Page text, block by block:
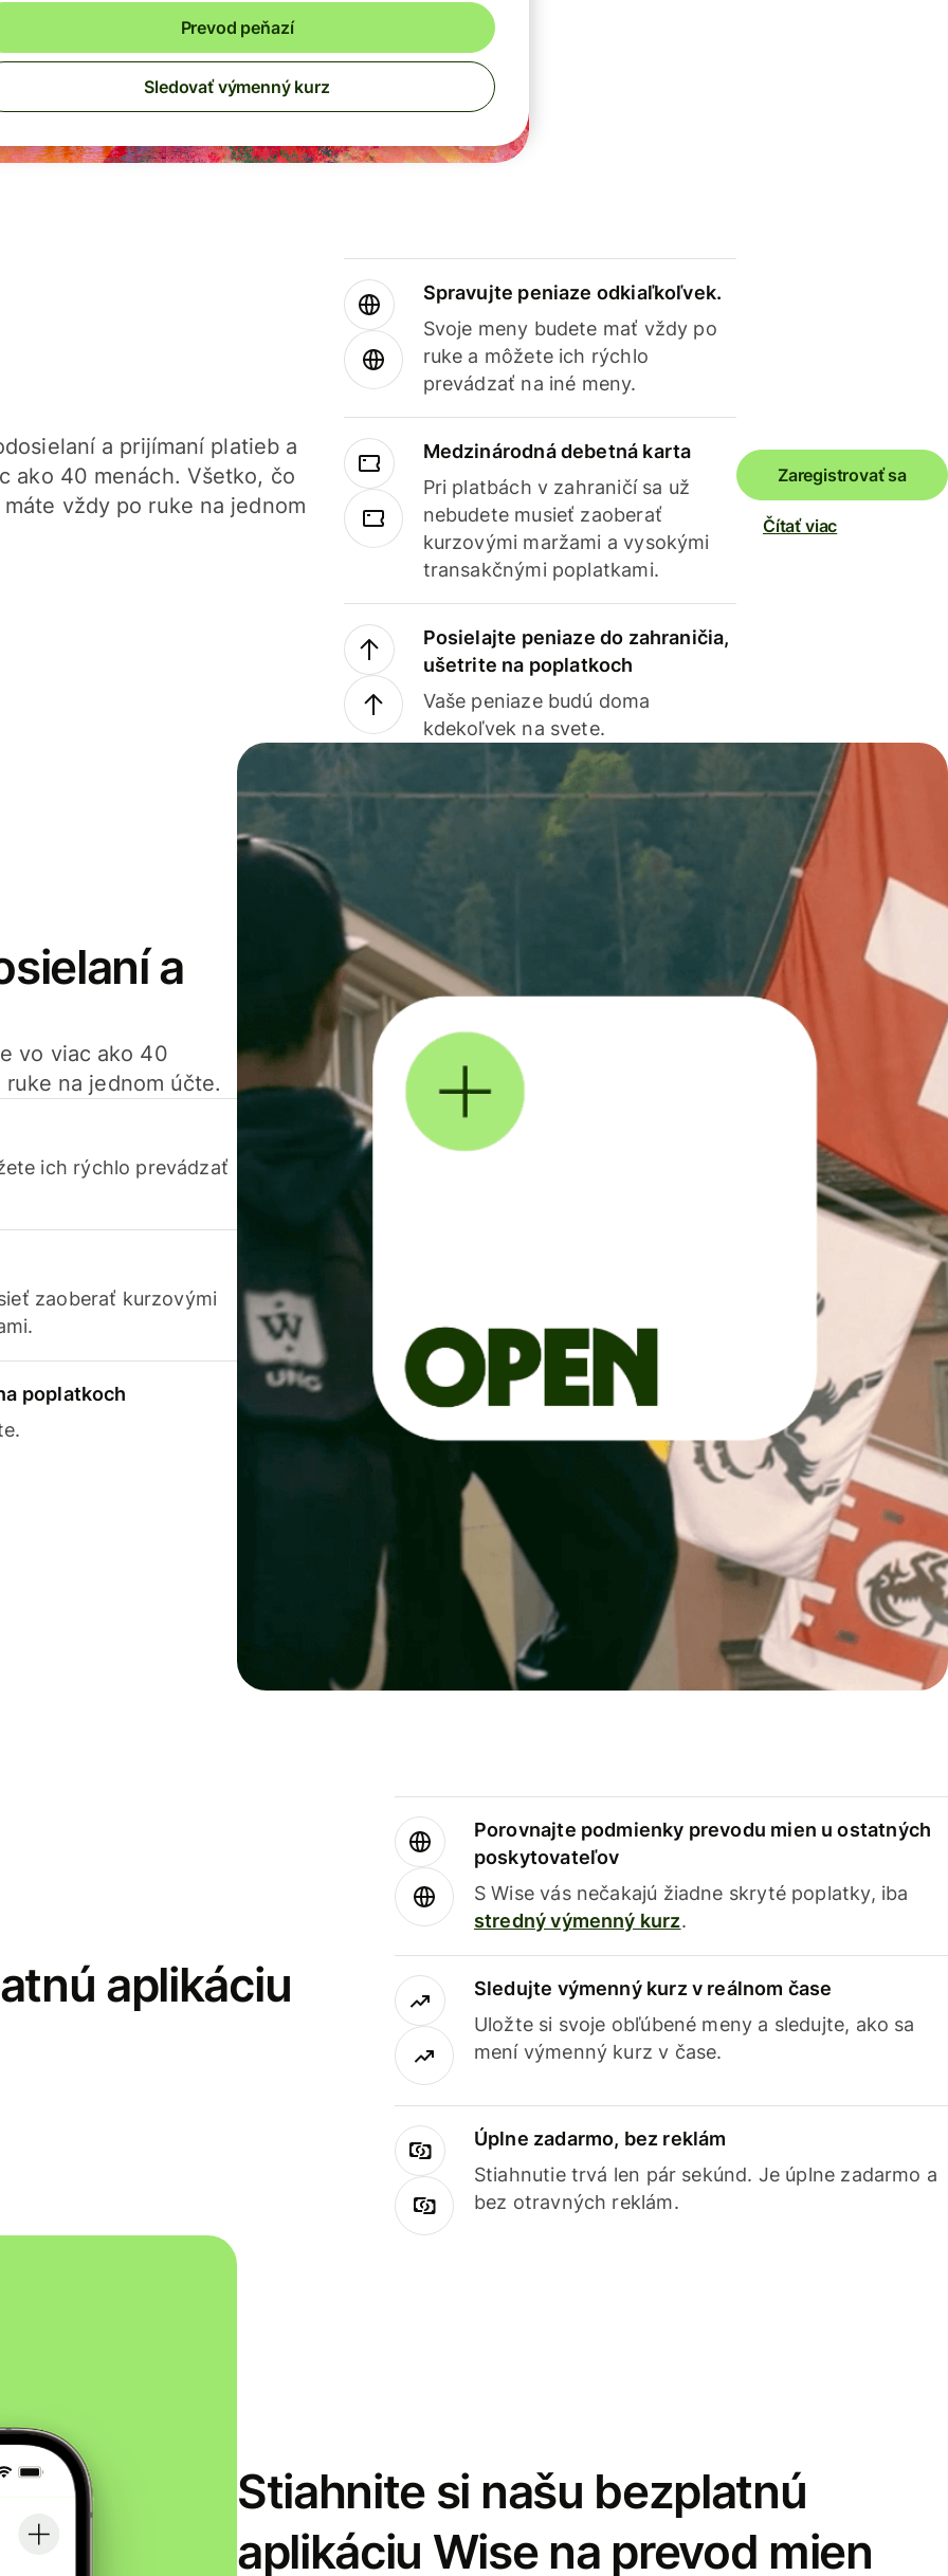
Prevod peňazí
Sledovať výmenný kurz
a prijímaní platieb a
ako 40 menách. Všetko, čo
vždy po ruke na jednom
Spravujte peniaze odkiaľkoľvek.
Svoje meny budete mať vždy po
ruke a môžete ich rýchlo
prevádzať na iné meny.
Medzinárodná debetná karta
Pri platbách v zahraničí sa už
nebudete musieť zaoberať
kurzovými maržami a vysokými
transakčnými poplatkami.
Posielajte peniaze do zahraničia,
ušetrite na poplatkoch
Vaše peniaze budú doma
kdekoľvek na svete.
Zaregistrovať sa
Čítať viac
a
vo viac ako 40
na jednom účte.
ich rýchlo prevádzať
zaoberať kurzovými
poplatkoch
aplikáciu
Porovnajte podmienky prevodu mien u ostatných
poskytovateľov
S Wise vás nečakajú žiadne skryté poplatky, iba
stredný výmenný kurz.
Sledujte výmenný kurz v reálnom čase
Uložte si svoje obľúbené meny a sledujte, ako sa
mení výmenný kurz v čase.
Úplne zadarmo, bez reklám
Stiahnutie trvá len pár sekúnd. Je úplne zadarmo a
bez otravných reklám.
Stiahnite si našu bezplatnú
aplikáciu Wise na prevod mien